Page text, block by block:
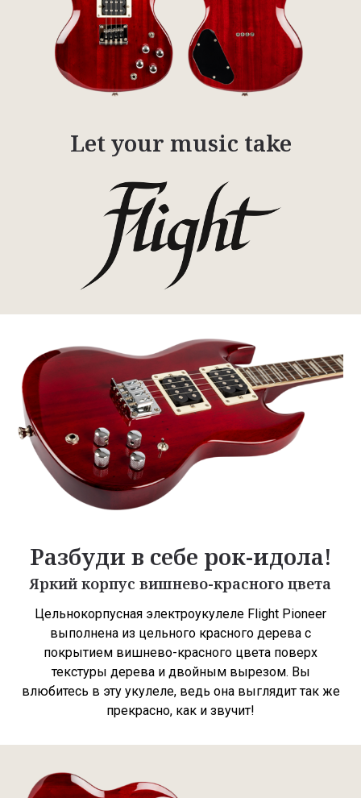
Let your music take
Разбуди в себе рок-идола!
Яркий корпус вишнево-красного цвета
Цельнокорпусная электроукулеле Flight Pioneer
выполнена из цельного красного дерева с
покрытием вишнево-красного цвета поверх
текстуры дерева и двойным вырезом. Вы
влюбитесь в эту укулеле, ведь она выглядит так же
прекрасно, как и звучит!